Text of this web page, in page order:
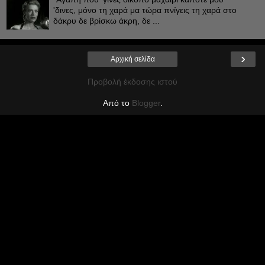
'δινες, μόνο τη χαρά μα τώρα πνίγεις τη χαρά στο
δάκρυ δε βρίσκω άκρη, δε ...
›
Αρχική σελίδα
Προβολή έκδοσης ιστού
Από το Blogger.